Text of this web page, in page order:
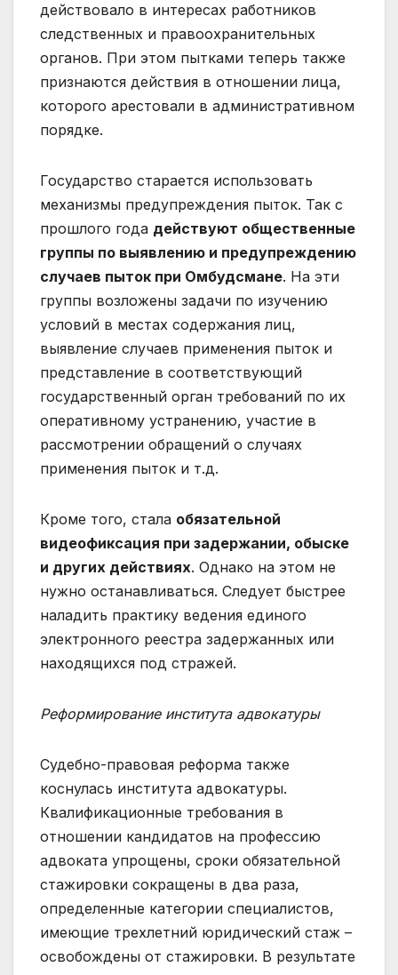
действовало в интересах работников
следственных и правоохранительных
органов. При этом пытками теперь также
признаются действия в отношении лица,
которого арестовали в административном
порядке.
Государство старается использовать
механизмы предупреждения пыток. Так с
прошлого года действуют общественные
группы по выявлению и предупреждению
случаев пыток при Омбудсмане. На эти
группы возложены задачи по изучению
условий в местах содержания лиц,
выявление случаев применения пыток и
представление в соответствующий
государственный орган требований по их
оперативному устранению, участие в
рассмотрении обращений о случаях
применения пыток и т.д.
Кроме того, стала обязательной
видеофиксация при задержании, обыске
и других действиях. Однако на этом не
нужно останавливаться. Следует быстрее
наладить практику ведения единого
электронного реестра задержанных или
находящихся под стражей.
Реформирование института адвокатуры
Судебно-правовая реформа также
коснулась института адвокатуры.
Квалификационные требования в
отношении кандидатов на профессию
адвоката упрощены, сроки обязательной
стажировки сокращены в два раза,
определенные категории специалистов,
имеющие трехлетний юридический стаж –
освобождены от стажировки. В результате